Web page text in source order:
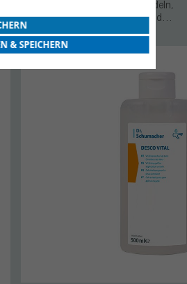
ätherischen Ölen aus Fichtennadeln,
Eukalyptus, Wacholderbeeren und
Thymia...
& SPEICHERN